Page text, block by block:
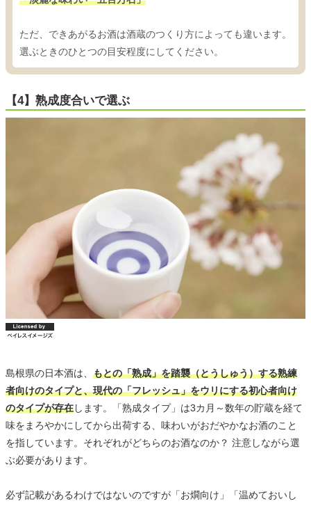
ただ、できあがるお酒は酒蔵のつくり方によっても違います。
選ぶときのひとつの目安程度にしてください。
【4】熟成度合いで選ぶ
島根県の日本酒は、 もとの「熟成」を踏襲（とうしゅう）する熟練
者向けのタイプと、現代の「フレッシュ」をウリにする初心者向け
のタイプが存在します。「熟成タイプ」は3カ月～数年の貯蔵を経て
味をまろやかにしてから出荷する、味わいがおだやかなお酒のこと
を指しています。それぞれがどちらのお酒なのか？ 注意しながら選
ぶ必要があります。
必ず記載があるわけではないのですが「お燗向け」「温めておいし